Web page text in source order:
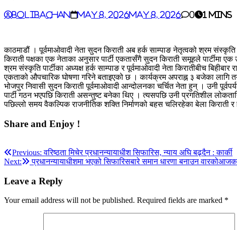
BoliBachan May 8, 2026May 8, 2026 0 1 mins
काठमाडौं । पूर्वमाओवादी नेता सुदन किराती अब हर्क साम्पाङ नेतृत्वको श्रम संस्कृति
किराती पक्षका एक नेताका अनुसार पार्टी एकतासँगै सुदन किराती समूहले
श्रम संस्कृति पार्टीका अध्यक्ष हर्क साम्पाङ र पूर्वमाओवादी नेता किरातीबीच
एकताको औपचारिक घोषणा गरिने बताइएको छ । कार्यक्रम अपराह्न ३ बजेका लागि
भोजपुर निवासी सुदन किराती पूर्वमाओवादी आन्दोलनका चर्चित नेता हुन् । उनी
पार्टी गठन भएपछि किराती असन्तुष्ट बनेका थिए । त्यसपछि उनी प्रगतिशील
पछिल्लो समय वैकल्पिक राजनीतिक शक्ति निर्माणको बहस चलिरहेका बेला किराती
Share and Enjoy !
Post
navigation
Previous: वरिष्ठता मिचेर प्रधानन्यायाधीश सिफारिस, न्याय अघि बढ्दैन : कार्की
Next:
प्रधानन्यायाधीशमा भएको सिफारिसबारे समान धारणा बनाउन
Leave a Reply
Your email address will not be published. Required fields are marked *